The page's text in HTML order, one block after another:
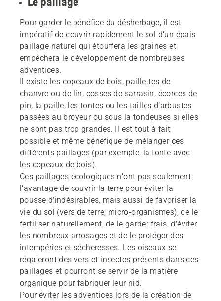
Pour garder le bénéfice du désherbage, il est
impératif de couvrir rapidement le sol d’un épais
paillage naturel qui étouffera les graines et
empêchera le développement de nombreuses
adventices.
Il existe les copeaux de bois, paillettes de
chanvre ou de lin, cosses de sarrasin, écorces de
pin, la paille, les tontes ou les tailles d’arbustes
passées au broyeur ou sous la tondeuses si elles
ne sont pas trop grandes. Il est tout à fait
possible et même bénéfique de mélanger ces
différents paillages (par exemple, la tonte avec
les copeaux de bois).
Ces paillages écologiques n’ont pas seulement
l’avantage de couvrir la terre pour éviter la
pousse d’indésirables, mais aussi de favoriser la
vie du sol (vers de terre, micro-organismes), de le
fertiliser naturellement, de le garder frais, d’éviter
les nombreux arrosages et de le protéger des
intempéries et sécheresses. Les oiseaux se
régaleront des vers et insectes présents dans ces
paillages et pourront se servir de la matière
organique pour fabriquer leur nid.
Pour éviter les adventices lors de la création de